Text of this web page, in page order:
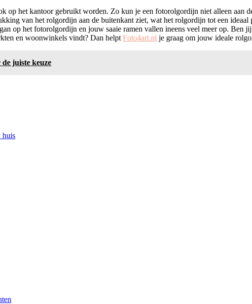
op het kantoor gebruikt worden. Zo kun je een fotorolgordijn niet alleen aan
van het rolgordijn aan de buitenkant ziet, wat het rolgordijn tot een
op het fotorolgordijn en jouw saaie ramen vallen ineens veel meer op. Ben
en woonwinkels vindt? Dan helpt Foto4art.nl je graag om jouw ideale
juiste keuze
huis